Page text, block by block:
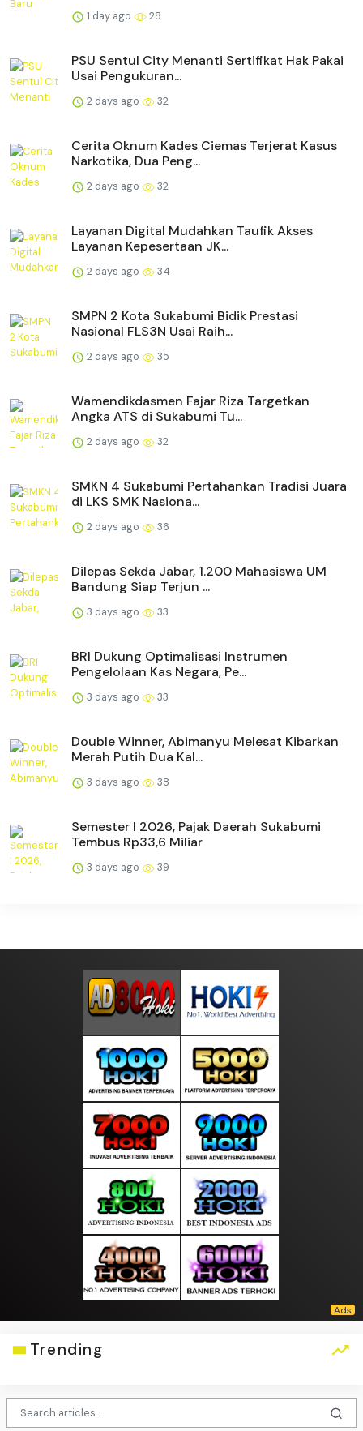
1 day ago 28
PSU Sentul City Menanti Sertifikat Hak Pakai
Usai Pengukuran...
2 days ago 32
Cerita Oknum Kades Ciemas Terjerat Kasus
Narkotika, Dua Peng...
2 days ago 32
Layanan Digital Mudahkan Taufik Akses
Layanan Kepesertaan JK...
2 days ago 34
SMPN 2 Kota Sukabumi Bidik Prestasi
Nasional FLS3N Usai Raih...
2 days ago 35
Wamendikdasmen Fajar Riza Targetkan
Angka ATS di Sukabumi Tu...
2 days ago 32
SMKN 4 Sukabumi Pertahankan Tradisi Juara
di LKS SMK Nasiona...
2 days ago 36
Dilepas Sekda Jabar, 1.200 Mahasiswa UM
Bandung Siap Terjun ...
3 days ago 33
BRI Dukung Optimalisasi Instrumen
Pengelolaan Kas Negara, Pe...
3 days ago 33
Double Winner, Abimanyu Melesat Kibarkan
Merah Putih Dua Kal...
3 days ago 38
Semester I 2026, Pajak Daerah Sukabumi
Tembus Rp33,6 Miliar
3 days ago 39
Trending